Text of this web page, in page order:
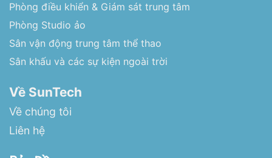
Phòng điều khiển & Giám sát trung tâm
Phòng Studio ảo
Sân vận động trung tâm thể thao
Sân khấu và các sự kiện ngoài trời
Về SunTech
Về chúng tôi
Liên hệ